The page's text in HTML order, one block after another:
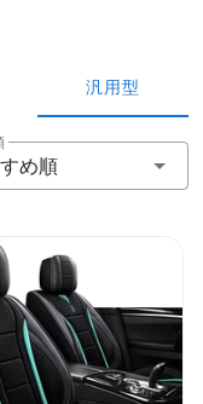
汎用型
め順